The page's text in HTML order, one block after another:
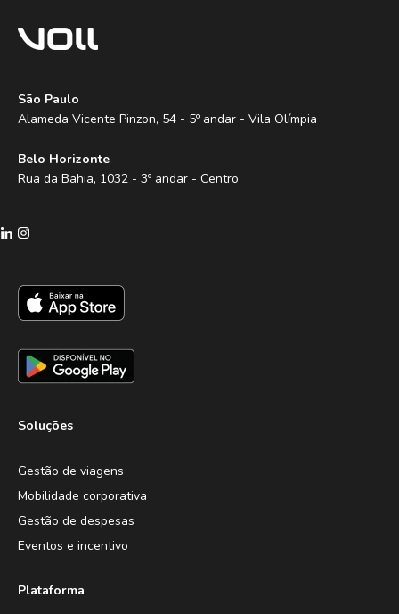
São Paulo
Alameda Vicente Pinzon, 54 - 5º andar - Vila Olímpia
Belo Horizonte
Rua da Bahia, 1032 - 3º andar - Centro
Soluções
Gestão de viagens
Mobilidade corporativa
Gestão de despesas
Eventos e incentivo
Plataforma